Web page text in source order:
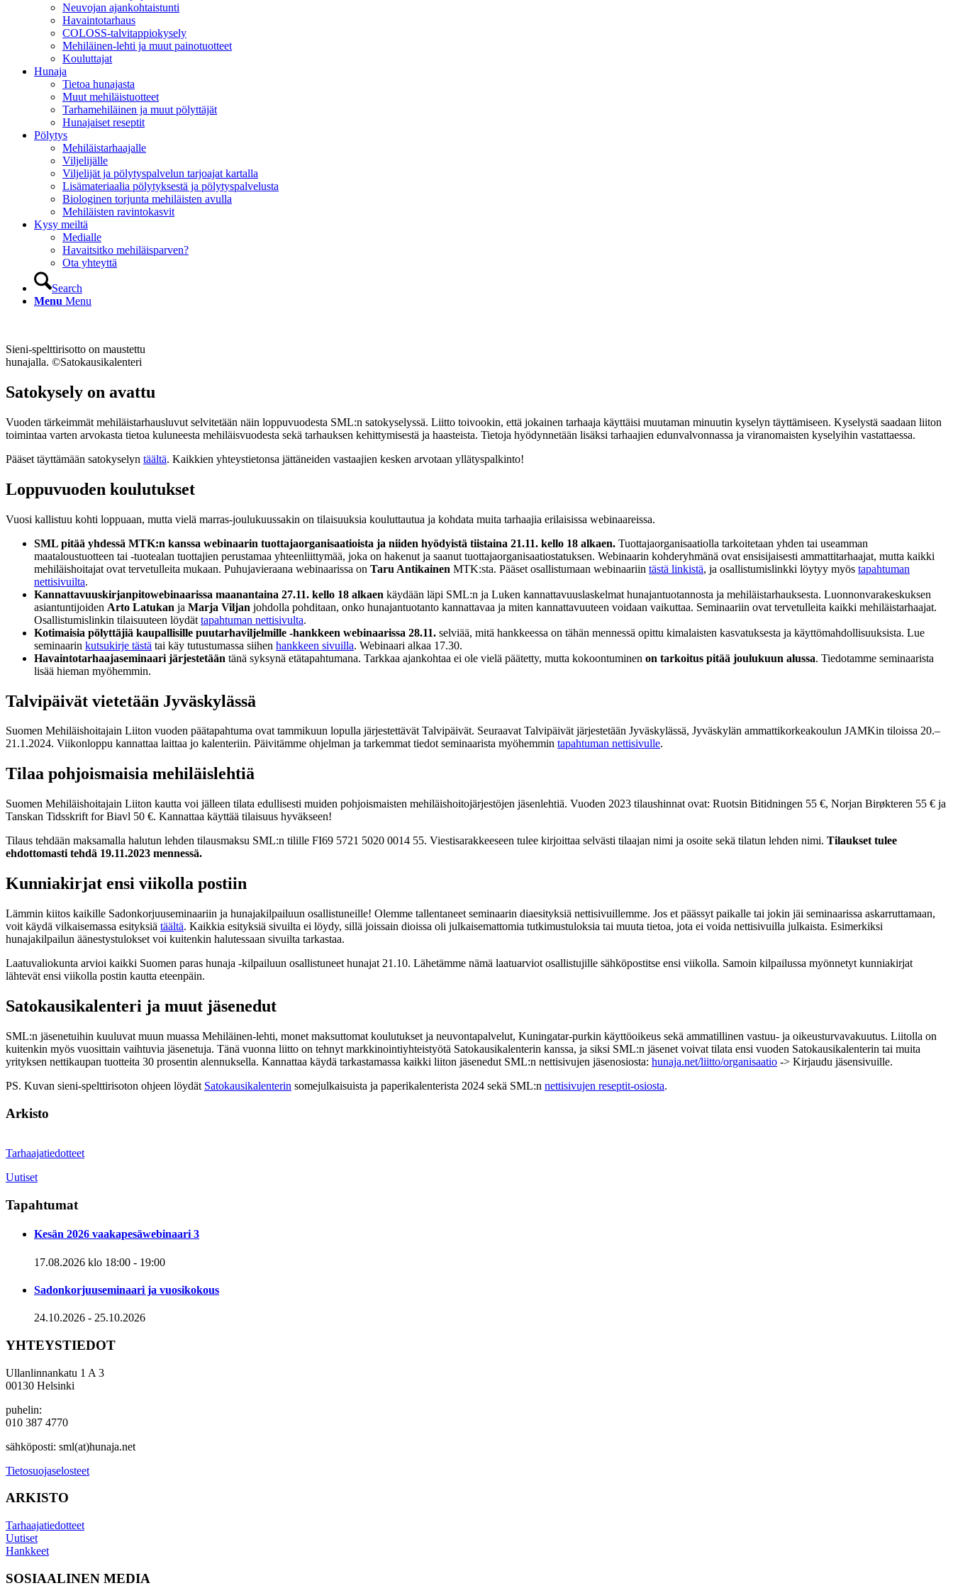
Neuvojan ajankohtaistunti
Havaintotarhaus
COLOSS-talvitappiokysely
Mehiläinen-lehti ja muut painotuotteet
Kouluttajat
Hunaja
Tietoa hunajasta
Muut mehiläistuotteet
Tarhamehiläinen ja muut pölyttäjät
Hunajaiset reseptit
Pölytys
Mehiläistarhaajalle
Viljelijälle
Viljelijät ja pölytyspalvelun tarjoajat kartalla
Lisämateriaalia pölytyksestä ja pölytyspalvelusta
Biologinen torjunta mehiläisten avulla
Mehiläisten ravintokasvit
Kysy meiltä
Medialle
Havaitsitko mehiläisparven?
Ota yhteyttä
Search
Menu Menu
Sieni-spelttirisotto on maustettu
hunajalla. ©Satokausikalenteri
Satokysely on avattu
Vuoden tärkeimmät mehiläistarhausluvut selvitetään näin loppuvuodesta SML:n satokyselyssä. Liitto toivookin, että jokainen tarhaaja käyttäisi muutaman minuutin kyselyn täyttämiseen. Kyselystä saadaan liiton
toimintaa varten arvokasta tietoa kuluneesta mehiläisvuodesta sekä tarhauksen kehittymisestä ja haasteista. Tietoja hyödynnetään lisäksi tarhaajien edunvalvonnassa ja viranomaisten kyselyihin vastattaessa.
Pääset täyttämään satokyselyn täältä. Kaikkien yhteystietonsa jättäneiden vastaajien kesken arvotaan yllätyspalkinto!
Loppuvuoden koulutukset
Vuosi kallistuu kohti loppuaan, mutta vielä marras-joulukuussakin on tilaisuuksia kouluttautua ja kohdata muita tarhaajia erilaisissa webinaareissa.
SML pitää yhdessä MTK:n kanssa webinaarin tuottajaorganisaatioista ja niiden hyödyistä tiistaina 21.11. kello 18 alkaen. Tuottajaorganisaatiolla tarkoitetaan yhden tai useamman
maataloustuotteen tai -tuotealan tuottajien perustamaa yhteenliittymää, joka on hakenut ja saanut tuottajaorganisaatiostatuksen. Webinaarin kohderyhmänä ovat ensisijaisesti ammattitarhaajat, mutta kaikki
mehiläishoitajat ovat tervetulleita mukaan. Puhujavieraana webinaarissa on Taru Antikainen MTK:sta. Pääset osallistumaan webinaariin tästä linkistä, ja osallistumislinkki löytyy myös tapahtuman
nettisivuilta.
Kannattavuuskirjanpitowebinaarissa maanantaina 27.11. kello 18 alkaen käydään läpi SML:n ja Luken kannattavuuslaskelmat hunajantuotannosta ja mehiläistarhauksesta. Luonnonvarakeskuksen
asiantuntijoiden Arto Latukan ja Marja Viljan johdolla pohditaan, onko hunajantuotanto kannattavaa ja miten kannattavuuteen voidaan vaikuttaa. Seminaariin ovat tervetulleita kaikki mehiläistarhaajat.
Osallistumislinkin tilaisuuteen löydät tapahtuman nettisivulta.
Kotimaisia pölyttäjiä kaupallisille puutarhaviljelmille -hankkeen webinaarissa 28.11. selviää, mitä hankkeessa on tähän mennessä opittu kimalaisten kasvatuksesta ja käyttömahdollisuuksista. Lue
seminaarin kutsukirje tästä tai käy tutustumassa siihen hankkeen sivuilla. Webinaari alkaa 17.30.
Havaintotarhaajaseminaari järjestetään tänä syksynä etätapahtumana. Tarkkaa ajankohtaa ei ole vielä päätetty, mutta kokoontuminen on tarkoitus pitää joulukuun alussa. Tiedotamme seminaarista
lisää hieman myöhemmin.
Talvipäivät vietetään Jyväskylässä
Suomen Mehiläishoitajain Liiton vuoden päätapahtuma ovat tammikuun lopulla järjestettävät Talvipäivät. Seuraavat Talvipäivät järjestetään Jyväskylässä, Jyväskylän ammattikorkeakoulun JAMKin tiloissa 20.–
21.1.2024. Viikonloppu kannattaa laittaa jo kalenteriin. Päivitämme ohjelman ja tarkemmat tiedot seminaarista myöhemmin tapahtuman nettisivulle.
Tilaa pohjoismaisia mehiläislehtiä
Suomen Mehiläishoitajain Liiton kautta voi jälleen tilata edullisesti muiden pohjoismaisten mehiläishoitojärjestöjen jäsenlehtiä. Vuoden 2023 tilaushinnat ovat: Ruotsin Bitidningen 55 €, Norjan Birøkteren 55 € ja
Tanskan Tidsskrift for Biavl 50 €. Kannattaa käyttää tilaisuus hyväkseen!
Tilaus tehdään maksamalla halutun lehden tilausmaksu SML:n tilille FI69 5721 5020 0014 55. Viestisarakkeeseen tulee kirjoittaa selvästi tilaajan nimi ja osoite sekä tilatun lehden nimi. Tilaukset tulee
ehdottomasti tehdä 19.11.2023 mennessä.
Kunniakirjat ensi viikolla postiin
Lämmin kiitos kaikille Sadonkorjuuseminaariin ja hunajakilpailuun osallistuneille! Olemme tallentaneet seminaarin diaesityksiä nettisivuillemme. Jos et päässyt paikalle tai jokin jäi seminaarissa askarruttamaan,
voit käydä vilkaisemassa esityksiä täältä. Kaikkia esityksiä sivuilta ei löydy, sillä joissain dioissa oli julkaisemattomia tutkimustuloksia tai muuta tietoa, jota ei voida nettisivuilla julkaista. Esimerkiksi
hunajakilpailun äänestystulokset voi kuitenkin halutessaan sivuilta tarkastaa.
Laatuvaliokunta arvioi kaikki Suomen paras hunaja -kilpailuun osallistuneet hunajat 21.10. Lähetämme nämä laatuarviot osallistujille sähköpostitse ensi viikolla. Samoin kilpailussa myönnetyt kunniakirjat
lähtevät ensi viikolla postin kautta eteenpäin.
Satokausikalenteri ja muut jäsenedut
SML:n jäsenetuihin kuuluvat muun muassa Mehiläinen-lehti, monet maksuttomat koulutukset ja neuvontapalvelut, Kuningatar-purkin käyttöoikeus sekä ammatillinen vastuu- ja oikeusturvavakuutus. Liitolla on
kuitenkin myös vuosittain vaihtuvia jäsenetuja. Tänä vuonna liitto on tehnyt markkinointiyhteistyötä Satokausikalenterin kanssa, ja siksi SML:n jäsenet voivat tilata ensi vuoden Satokausikalenterin tai muita
yrityksen nettikaupan tuotteita 30 prosentin alennuksella. Kannattaa käydä tarkastamassa kaikki liiton jäsenedut SML:n nettisivujen jäsenosiosta: hunaja.net/liitto/organisaatio -> Kirjaudu jäsensivuille.
PS. Kuvan sieni-spelttirisoton ohjeen löydät Satokausikalenterin somejulkaisuista ja paperikalenterista 2024 sekä SML:n nettisivujen reseptit-osiosta.
Arkisto
Tarhaajatiedotteet
Uutiset
Tapahtumat
Kesän 2026 vaakapesäwebinaari 3
17.08.2026 klo 18:00 - 19:00
Sadonkorjuuseminaari ja vuosikokous
24.10.2026 - 25.10.2026
YHTEYSTIEDOT
Ullanlinnankatu 1 A 3
00130 Helsinki
puhelin:
010 387 4770
sähköposti: sml(at)hunaja.net
Tietosuojaselosteet
ARKISTO
Tarhaajatiedotteet
Uutiset
Hankkeet
SOSIAALINEN MEDIA